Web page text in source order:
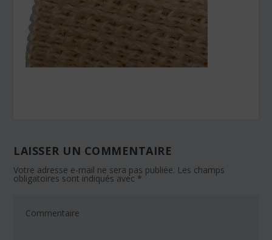
LAISSER UN COMMENTAIRE
Votre adresse e-mail ne sera pas publiée. Les champs
obligatoires sont indiqués avec *